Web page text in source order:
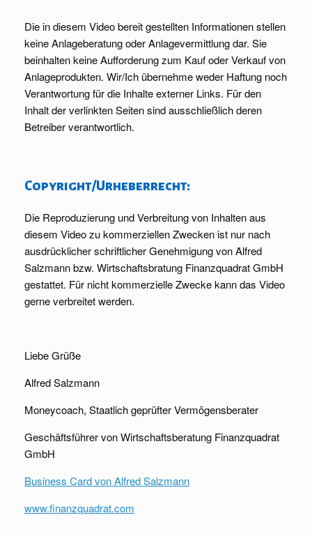
Die in diesem Video bereit gestellten Informationen stellen
keine Anlageberatung oder Anlagevermittlung dar. Sie
beinhalten keine Aufforderung zum Kauf oder Verkauf von
Anlageprodukten. Wir/Ich übernehme weder Haftung noch
Verantwortung für die Inhalte externer Links. Für den
Inhalt der verlinkten Seiten sind ausschließlich deren
Betreiber verantwortlich.
Copyright/Urheberrecht:
Die Reproduzierung und Verbreitung von Inhalten aus
diesem Video zu kommerziellen Zwecken ist nur nach
ausdrücklicher schriftlicher Genehmigung von Alfred
Salzmann bzw. Wirtschaftsbratung Finanzquadrat GmbH
gestattet. Für nicht kommerzielle Zwecke kann das Video
gerne verbreitet werden.
Liebe Grüße
Alfred Salzmann
Moneycoach, Staatlich geprüfter Vermögensberater
Geschäftsführer von Wirtschaftsberatung Finanzquadrat
GmbH
Business Card von Alfred Salzmann
www.finanzquadrat.com